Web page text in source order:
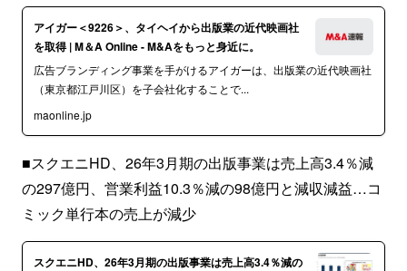
アイガー＜9226＞、タイヘイから出版業の近代映画社
を取得 | M＆A Online - M&Aをもっと身近に。
広告ブランディング事業を手がけるアイガーは、出版業の近代映画社
（東京都江戸川区）を子会社化することで...
maonline.jp
■スクエニHD、26年3月期の出版事業は売上高3.4％減
の297億円、営業利益10.3％減の98億円と減収減益…コ
ミック単行本の売上が減少
スクエニHD、26年3月期の出版事業は売上高3.4％減の